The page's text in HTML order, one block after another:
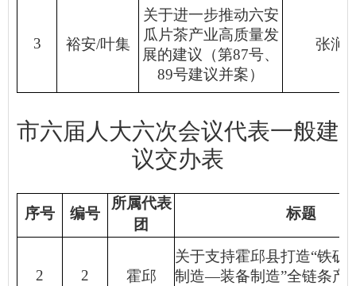
3 裕安/叶集
关于进一步推动六安
瓜片茶产业高质量发
展的建议（第87号、
89号建议并案）
张涧
市六届人大六次会议代表一般建
议交办表
序号 编号
所属代表
团
标题
2 2 霍邱
关于支持霍邱县打造“铁矿
制造—装备制造”全链条产